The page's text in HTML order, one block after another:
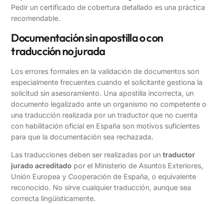
Pedir un certificado de cobertura detallado es una práctica
recomendable.
Documentación sin apostilla o con
traducción no jurada
Los errores formales en la validación de documentos son
especialmente frecuentes cuando el solicitante gestiona la
solicitud sin asesoramiento. Una apostilla incorrecta, un
documento legalizado ante un organismo no competente o
una traducción realizada por un traductor que no cuenta
con habilitación oficial en España son motivos suficientes
para que la documentación sea rechazada.
Las traducciones deben ser realizadas por untraductor
jurado acreditado por el Ministerio de Asuntos Exteriores,
Unión Europea y Cooperación de España, o equivalente
reconocido. No sirve cualquier traducción, aunque sea
correcta lingüísticamente.